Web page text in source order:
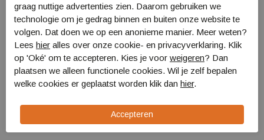
Head Supershape Team
Easy + JRS 7.5 GW CA
€ 219,99
Leki Rider
LE65344144
graag nuttige advertenties zien. Daarom gebruiken we
technologie om je gedrag binnen en buiten onze website te
volgen. Dat doen we op een anonieme manier. Meer weten?
Lees hier alles over onze cookie- en privacyverklaring. Klik
op 'Oké' om te accepteren. Kies je voor weigeren? Dan
plaatsen we alleen functionele cookies. Wil je zelf bepalen
welke cookies er geplaatst worden klik dan hier.